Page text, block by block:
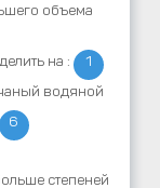
объема
на :
1
водяной
6
степеней